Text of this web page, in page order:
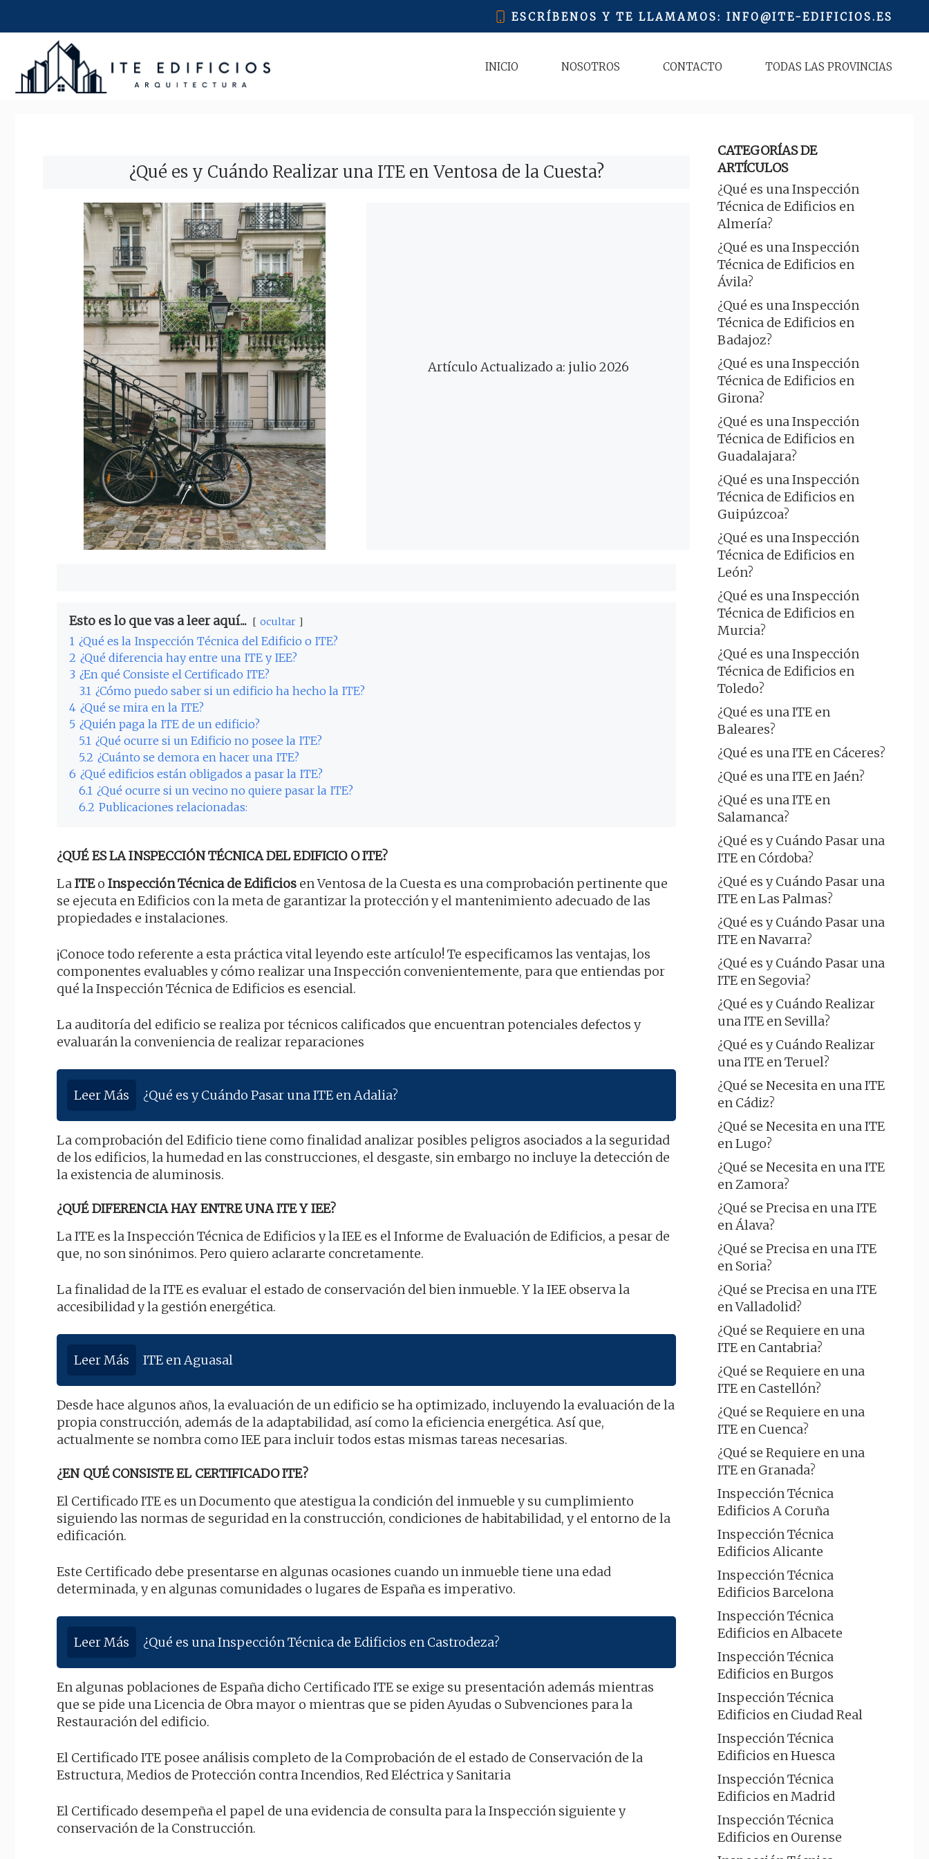
contenido
ESCRÍBENOS Y TE LLAMAMOS: INFO@ITE-EDIFICIOS.ES
INICIO NOSOTROS CONTACTO TODAS LAS PROVINCIAS
¿Qué es y Cuándo Realizar una ITE en Ventosa de la Cuesta?
Artículo Actualizado a: julio 2026
Esto es lo que vas a leer aquí... ocultar
1 ¿Qué es la Inspección Técnica del Edificio o ITE?
2 ¿Qué diferencia hay entre una ITE y IEE?
3 ¿En qué Consiste el Certificado ITE?
3.1 ¿Cómo puedo saber si un edificio ha hecho la ITE?
4 ¿Qué se mira en la ITE?
5 ¿Quién paga la ITE de un edificio?
5.1 ¿Qué ocurre si un Edificio no posee la ITE?
5.2 ¿Cuánto se demora en hacer una ITE?
6 ¿Qué edificios están obligados a pasar la ITE?
6.1 ¿Qué ocurre si un vecino no quiere pasar la ITE?
6.2 Publicaciones relacionadas:
¿QUÉ ES LA INSPECCIÓN TÉCNICA DEL EDIFICIO O ITE?
LaITEo Inspección Técnica de Edificios en Ventosa de la Cuesta es una comprobación pertinente que
se ejecuta en Edificios con la meta de garantizar la protección y el mantenimiento adecuado de las
propiedades e instalaciones.
¡Conoce todo referente a esta práctica vital leyendo este artículo! Te especificamos las ventajas, los
componentes evaluables y cómo realizar una Inspección convenientemente, para que entiendas por
qué la Inspección Técnica de Edificios es esencial.
La auditoría del edificio se realiza por técnicos calificados que encuentran potenciales defectos y
evaluarán la conveniencia de realizar reparaciones
Leer Más ¿Qué es y Cuándo Pasar una ITE en Adalia?
La comprobación del Edificio tiene como finalidad analizar posibles peligros asociados a la seguridad
de los edificios, la humedad en las construcciones, el desgaste, sin embargo no incluye la detección de
la existencia de aluminosis.
¿QUÉ DIFERENCIA HAY ENTRE UNA ITE Y IEE?
La ITE es la Inspección Técnica de Edificios y la IEE es el Informe de Evaluación de Edificios, a pesar de
que, no son sinónimos. Pero quiero aclararte concretamente.
La finalidad de la ITE es evaluar el estado de conservación del bien inmueble. Y la IEE observa la
accesibilidad y la gestión energética.
Leer Más ITE en Aguasal
Desde hace algunos años, la evaluación de un edificio se ha optimizado, incluyendo la evaluación de la
propia construcción, además de la adaptabilidad, así como la eficiencia energética. Así que,
actualmente se nombra como IEE para incluir todos estas mismas tareas necesarias.
¿EN QUÉ CONSISTE EL CERTIFICADO ITE?
El Certificado ITE es un Documento que atestigua la condición del inmueble y su cumplimiento
siguiendo las normas de seguridad en la construcción, condiciones de habitabilidad, y el entorno de la
edificación.
Este Certificado debe presentarse en algunas ocasiones cuando un inmueble tiene una edad
determinada, y en algunas comunidades o lugares de España es imperativo.
Leer Más ¿Qué es una Inspección Técnica de Edificios en Castrodeza?
En algunas poblaciones de España dicho Certificado ITE se exige su presentación además mientras
que se pide una Licencia de Obra mayor o mientras que se piden Ayudas o Subvenciones para la
Restauración del edificio.
El Certificado ITE posee análisis completo de la Comprobación de el estado de Conservación de la
Estructura, Medios de Protección contra Incendios, Red Eléctrica y Sanitaria
El Certificado desempeña el papel de una evidencia de consulta para la Inspección siguiente y
conservación de la Construcción.
CATEGORÍAS DE
ARTÍCULOS
¿Qué es una Inspección
Técnica de Edificios en
Almería?
¿Qué es una Inspección
Técnica de Edificios en
Ávila?
¿Qué es una Inspección
Técnica de Edificios en
Badajoz?
¿Qué es una Inspección
Técnica de Edificios en
Girona?
¿Qué es una Inspección
Técnica de Edificios en
Guadalajara?
¿Qué es una Inspección
Técnica de Edificios en
Guipúzcoa?
¿Qué es una Inspección
Técnica de Edificios en
León?
¿Qué es una Inspección
Técnica de Edificios en
Murcia?
¿Qué es una Inspección
Técnica de Edificios en
Toledo?
¿Qué es una ITE en
Baleares?
¿Qué es una ITE en Cáceres?
¿Qué es una ITE en Jaén?
¿Qué es una ITE en
Salamanca?
¿Qué es y Cuándo Pasar una
ITE en Córdoba?
¿Qué es y Cuándo Pasar una
ITE en Las Palmas?
¿Qué es y Cuándo Pasar una
ITE en Navarra?
¿Qué es y Cuándo Pasar una
ITE en Segovia?
¿Qué es y Cuándo Realizar
una ITE en Sevilla?
¿Qué es y Cuándo Realizar
una ITE en Teruel?
¿Qué se Necesita en una ITE
en Cádiz?
¿Qué se Necesita en una ITE
en Lugo?
¿Qué se Necesita en una ITE
en Zamora?
¿Qué se Precisa en una ITE
en Álava?
¿Qué se Precisa en una ITE
en Soria?
¿Qué se Precisa en una ITE
en Valladolid?
¿Qué se Requiere en una
ITE en Cantabria?
¿Qué se Requiere en una
ITE en Castellón?
¿Qué se Requiere en una
ITE en Cuenca?
¿Qué se Requiere en una
ITE en Granada?
Inspección Técnica
Edificios A Coruña
Inspección Técnica
Edificios Alicante
Inspección Técnica
Edificios Barcelona
Inspección Técnica
Edificios en Albacete
Inspección Técnica
Edificios en Burgos
Inspección Técnica
Edificios en Ciudad Real
Inspección Técnica
Edificios en Huesca
Inspección Técnica
Edificios en Madrid
Inspección Técnica
Edificios en Ourense